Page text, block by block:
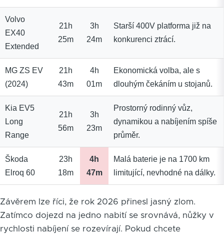
Volvo
EX40
Extended
21h
25m
3h
24m
Starší 400V platforma již na
konkurenci ztrácí.
MG ZS EV
(2024)
21h
43m
4h
01m
Ekonomická volba, ale s
dlouhým čekáním u stojanů.
Kia EV5
Long
Range
21h
56m
3h
23m
Prostorný rodinný vůz,
dynamikou a nabíjením spíše
průměr.
Škoda
Elroq 60
23h
18m
4h
47m
Malá baterie je na 1700 km
limitující, nevhodné na dálky.
Závěrem lze říci, že rok 2026 přinesl jasný zlom.
Zatímco dojezd na jedno nabití se srovnává, nůžky v
rychlosti nabíjení se rozevírají. Pokud chcete